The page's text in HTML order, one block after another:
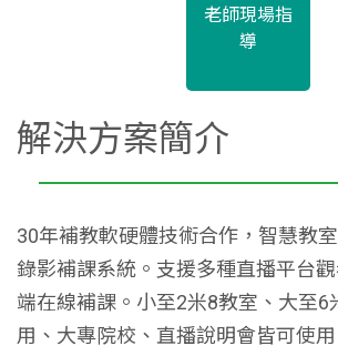
老師現場指
導
解決方案簡介
30年補教軟硬體技術合作，智慧教
錄影補課系統。支援多種直播平台
端在線補課。小至2米8教室、大至6
用、大專院校、直播說明會皆可使